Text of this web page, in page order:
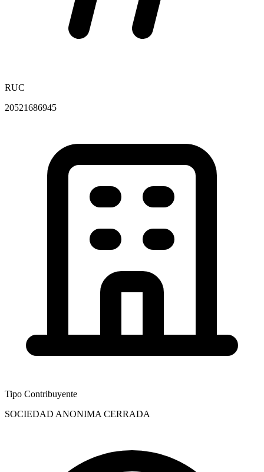
RUC
20521686945
Tipo Contribuyente
SOCIEDAD ANONIMA CERRADA